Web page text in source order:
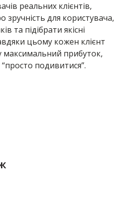
реальних клієнтів,
для користувача,
та підібрати якісні
цьому кожен клієнт
максимальний прибуток,
подивитися”.